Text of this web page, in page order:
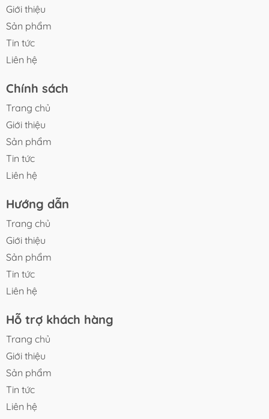
Giới thiệu
Sản phẩm
Tin tức
Liên hệ
Chính sách
Trang chủ
Giới thiệu
Sản phẩm
Tin tức
Liên hệ
Hướng dẫn
Trang chủ
Giới thiệu
Sản phẩm
Tin tức
Liên hệ
Hỗ trợ khách hàng
Trang chủ
Giới thiệu
Sản phẩm
Tin tức
Liên hệ